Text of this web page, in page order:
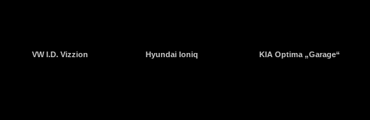
VW I.D. Vizzion Hyundai Ioniq KIA Optima „Garage“